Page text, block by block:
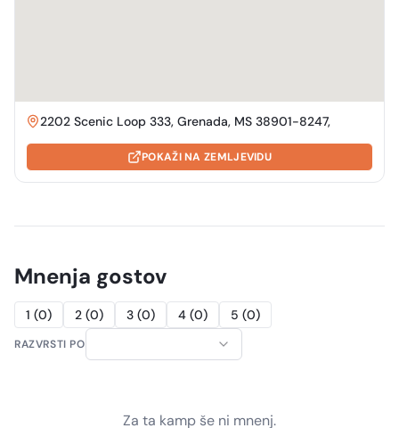
2202 Scenic Loop 333, Grenada, MS 38901-8247,
POKAŽI NA ZEMLJEVIDU
Mnenja gostov
1 (0) 2 (0) 3 (0) 4 (0) 5 (0)
RAZVRSTI PO
Za ta kamp še ni mnenj.